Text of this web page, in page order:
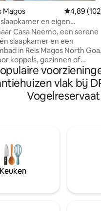
Magos
4,89
en eigen
Noord-Goa
Casa Neemo, een serene
slaapkamer en een
in Reis Magos North Goa.
koppels, gezinnen of
het beschikt over een ruime
met airconditioning en een
voor maximaal vier gasten,
badkamers en een volledig
Aguada, Baga-stranden
wacht op je!
toegang tot restaurants,
autoverhuur zorgen voor een
vlak bij
Vogelreservaat
Keuken